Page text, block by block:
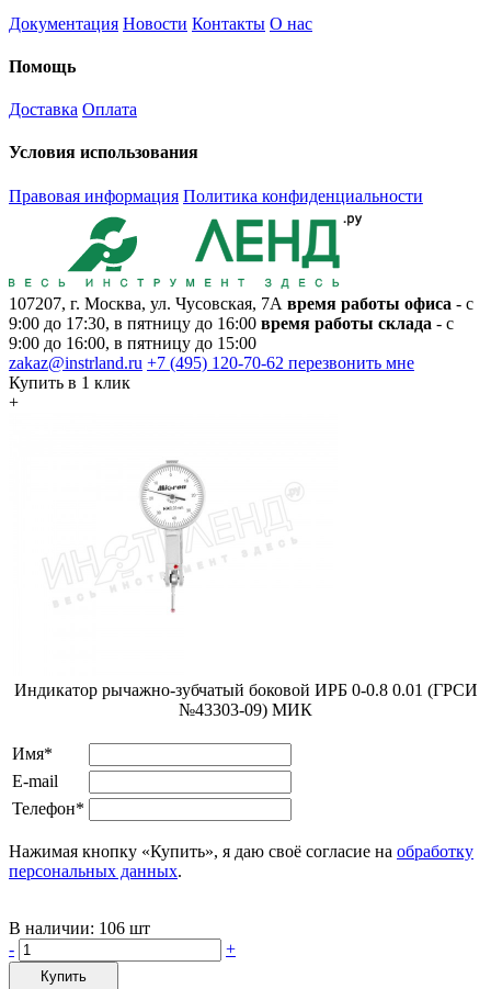
Документация Новости Контакты О нас
Помощь
Доставка Оплата
Условия использования
Правовая информация Политика конфиденциальности
107207, г. Москва, ул. Чусовская, 7А время работы офиса - с
9:00 до 17:30, в пятницу до 16:00 время работы склада - с
9:00 до 16:00, в пятницу до 15:00
zakaz@instrland.ru +7 (495) 120-70-62 перезвонить мне
Купить в 1 клик
+
Индикатор рычажно-зубчатый боковой ИРБ 0-0.8 0.01 (ГРСИ
№43303-09) МИК
Имя*
E-mail
Телефон*
Нажимая кнопку «Купить», я даю своё согласие на обработку
персональных данных.
В наличии: 106 шт
-
+
Купить